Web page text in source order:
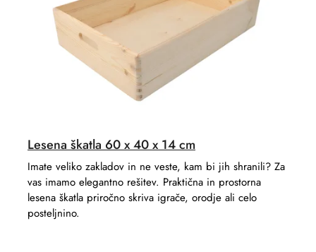
Lesena škatla 60 x 40 x 14 cm
Imate veliko zakladov in ne veste, kam bi jih shranili? Za
vas imamo elegantno rešitev. Praktična in prostorna
lesena škatla priročno skriva igrače, orodje ali celo
posteljnino.